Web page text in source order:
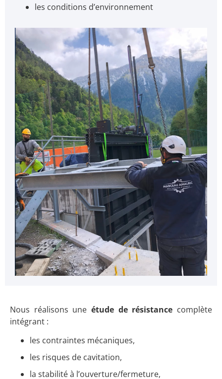
les conditions d’environnement
Nous réalisons une étude de résistance complète
intégrant :
les contraintes mécaniques,
les risques de cavitation,
la stabilité à l’ouverture/fermeture,